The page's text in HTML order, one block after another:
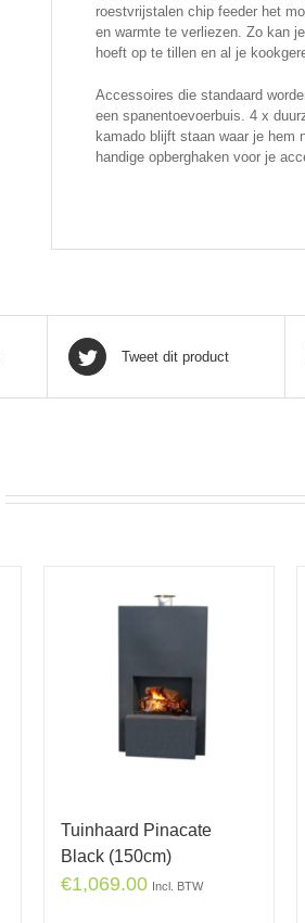
roestvrijstalen chip feeder het
en warmte te verliezen. Zo kan
hoeft op te tillen en al je
Accessoires die standaard
een spanentoevoerbuis. 4 x
kamado blijft staan ​​waar je hem
handige opberghaken voor je
Tweet dit product
Tuinhaard Pinacate
Black (150cm)
€1,069.00 Incl. BTW